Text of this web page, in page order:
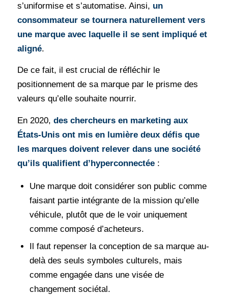
s’uniformise et s’automatise. Ainsi, un
consommateur se tournera naturellement vers
une marque avec laquelle il se sent impliqué et
aligné.
De ce fait, il est crucial de réfléchir le
positionnement de sa marque par le prisme des
valeurs qu’elle souhaite nourrir.
En 2020, des chercheurs en marketing aux
États-Unis ont mis en lumière deux défis que
les marques doivent relever dans une société
qu’ils qualifient d’hyperconnectée:
Une marque doit considérer son public comme
faisant partie intégrante de la mission qu’elle
véhicule, plutôt que de le voir uniquement
comme composé d’acheteurs.
Il faut repenser la conception de sa marque au-
delà des seuls symboles culturels, mais
comme engagée dans une visée de
changement sociétal.